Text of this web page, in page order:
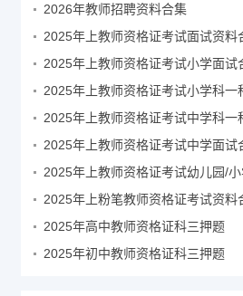
2026年教师招聘资料合集
2025年上教师资格证考试面试资料
2025年上教师资格证考试小学面试
2025年上教师资格证考试小学科一
2025年上教师资格证考试中学科一
2025年上教师资格证考试中学面试
2025年上粉笔教师资格证考试资料
2025年高中教师资格证科三押题
2025年初中教师资格证科三押题